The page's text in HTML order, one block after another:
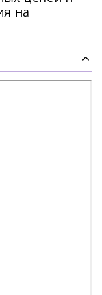
на